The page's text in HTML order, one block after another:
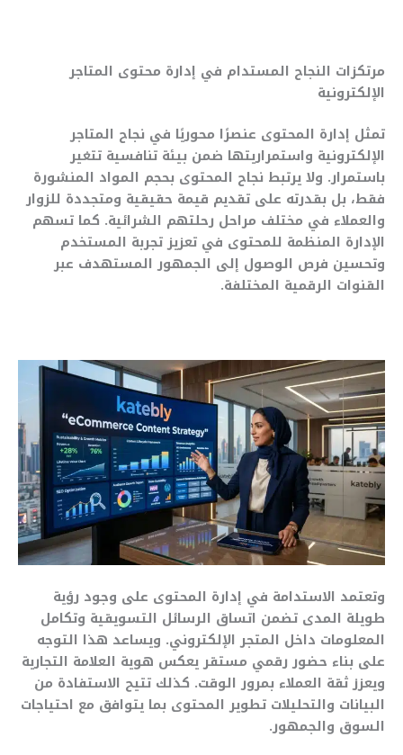
مرتكزات النجاح المستدام في إدارة محتوى المتاجر
الإلكترونية
تمثل إدارة المحتوى عنصرًا محوريًا في نجاح المتاجر
الإلكترونية واستمراريتها ضمن بيئة تنافسية تتغير
باستمرار. ولا يرتبط نجاح المحتوى بحجم المواد المنشورة
فقط، بل بقدرته على تقديم قيمة حقيقية ومتجددة للزوار
والعملاء في مختلف مراحل رحلتهم الشرائية. كما تسهم
الإدارة المنظمة للمحتوى في تعزيز تجربة المستخدم
وتحسين فرص الوصول إلى الجمهور المستهدف عبر
القنوات الرقمية المختلفة.
وتعتمد الاستدامة في إدارة المحتوى على وجود رؤية
طويلة المدى تضمن اتساق الرسائل التسويقية وتكامل
المعلومات داخل المتجر الإلكتروني. ويساعد هذا التوجه
على بناء حضور رقمي مستقر يعكس هوية العلامة التجارية
ويعزز ثقة العملاء بمرور الوقت. كذلك تتيح الاستفادة من
البيانات والتحليلات تطوير المحتوى بما يتوافق مع احتياجات
السوق والجمهور.